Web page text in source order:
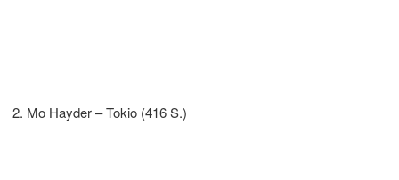
Mo Hayder – Tokio (416 S.)